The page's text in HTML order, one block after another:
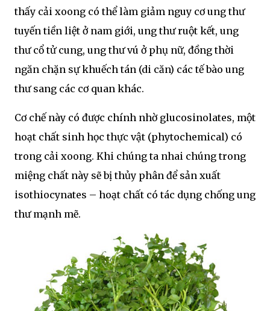
thấy cải xoong có thể làm giảm nguy cơ ung thư
tuyến tiền liệt ở nam giới, ung thư ruột kết, ung
thư cổ tử cung, ung thư vú ở phụ nữ, đồng thời
ngăn chặn sự khuếch tán (di căn) các tế bào ung
thư sang các cơ quan khác.
Cơ chế này có được chính nhờ glucosinolates, một
hoạt chất sinh học thực vật (phytochemical) có
trong cải xoong. Khi chúng ta nhai chúng trong
miệng chất này sẽ bị thủy phân để sản xuất
isothiocynates – hoạt chất có tác dụng chống ung
thư mạnh mẽ.